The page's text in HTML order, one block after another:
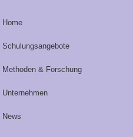
Home
Schulungsangebote
Methoden & Forschung
Unternehmen
News